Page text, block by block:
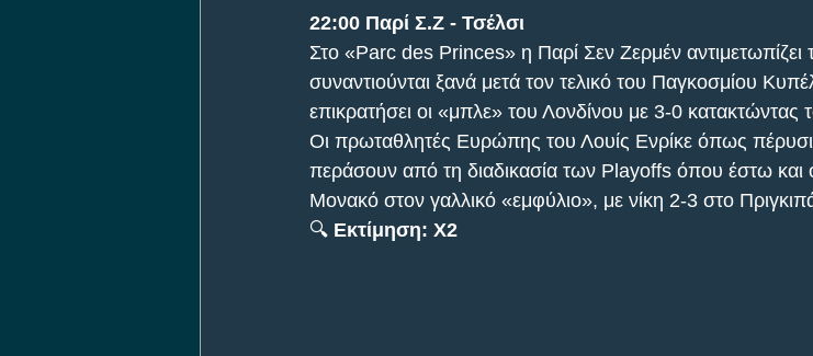
22:00 Παρί Σ.Ζ - Τσέλσι
Στο «Parc des Princes» η Παρί Σεν Ζερμέν αντιμετωπίζει
συναντιούνται ξανά μετά τον τελικό του Παγκοσμίου
επικρατήσει οι «μπλε» του Λονδίνου με 3-0 κατακτώντας
Οι πρωταθλητές Ευρώπης του Λουίς Ενρίκε όπως πέρυσι,
περάσουν από τη διαδικασία των Playoffs όπου έστω και
Μονακό στον γαλλικό «εμφύλιο», με νίκη 2-3 στο
🔍 Εκτίμηση: Χ2